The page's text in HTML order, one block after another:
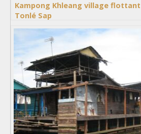
Kampong Khleang village flottant
Tonlé Sap